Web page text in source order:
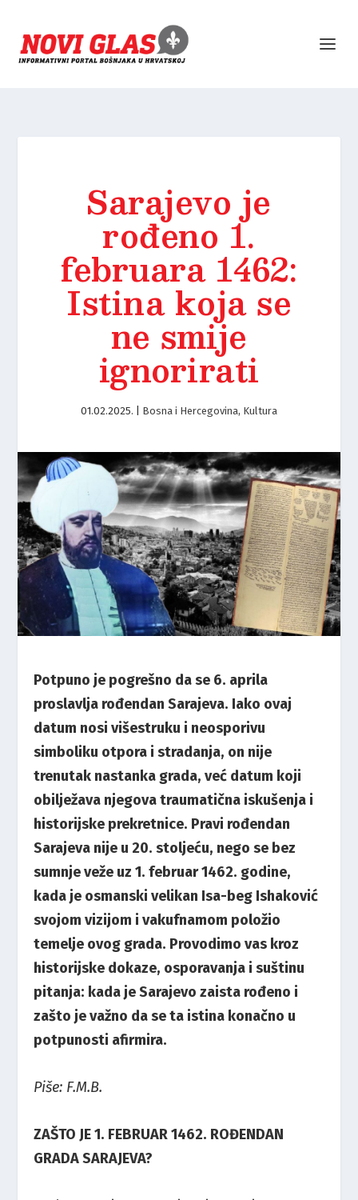
Sarajevo je
rođeno 1.
februara 1462:
Istina koja se
ne smije
ignorirati
01.02.2025. Bosna i Hercegovina, Kultura
Potpuno je pogrešno da se 6. aprila
proslavlja rođendan Sarajeva. Iako ovaj
datum nosi višestruku i neosporivu
simboliku otpora i stradanja, on nije
trenutak nastanka grada, već datum koji
obilježava njegova traumatična iskušenja i
historijske prekretnice. Pravi rođendan
Sarajeva nije u 20. stoljeću, nego se bez
sumnje veže uz 1. februar 1462. godine,
kada je osmanski velikan Isa-beg Ishaković
svojom vizijom i vakufnamom položio
temelje ovog grada. Provodimo vas kroz
historijske dokaze, osporavanja i suštinu
pitanja: kada je Sarajevo zaista rođeno i
zašto je važno da se ta istina konačno u
potpunosti afirmira.
Piše: F.M.B.
ZAŠTO JE 1. FEBRUAR 1462. ROĐENDAN
GRADA SARAJEVA?